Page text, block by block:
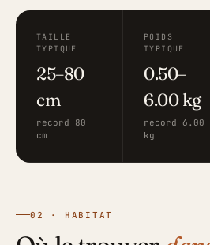
TAILLE
TYPIQUE
25–80
cm
record 80
cm
POIDS
TYPIQUE
0.50–
6.00 kg
record 6.00
kg
02 · HABITAT